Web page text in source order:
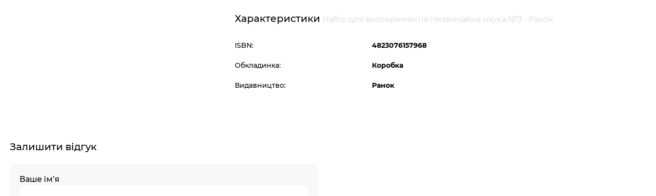
Характеристики Набір для експериментів Незвичайна наука №3 - Ранок
ISBN: 4823076157968
Обкладинка: Коробка
Видавництво: Ранок
Залишити відгук
Ваше ім’я